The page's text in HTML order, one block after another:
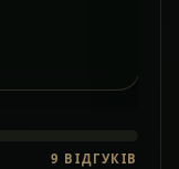
9 ВІДГУКІВ